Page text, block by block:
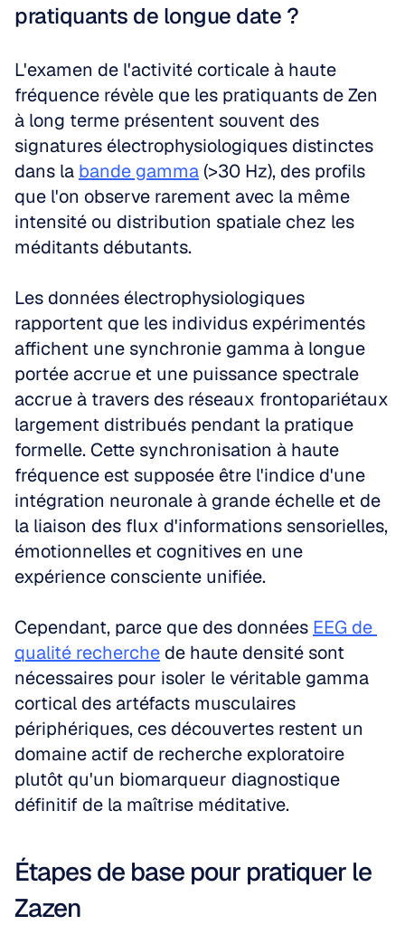
pratiquants de longue date ?
L'examen de l'activité corticale à haute
fréquence révèle que les pratiquants de Zen
à long terme présentent souvent des
signatures électrophysiologiques distinctes
dans la bande gamma (>30 Hz), des profils
que l'on observe rarement avec la même
intensité ou distribution spatiale chez les
méditants débutants.
Les données électrophysiologiques
rapportent que les individus expérimentés
affichent une synchronie gamma à longue
portée accrue et une puissance spectrale
accrue à travers des réseaux frontopariétaux
largement distribués pendant la pratique
formelle. Cette synchronisation à haute
fréquence est supposée être l'indice d'une
intégration neuronale à grande échelle et de
la liaison des flux d'informations sensorielles,
émotionnelles et cognitives en une
expérience consciente unifiée.
Cependant, parce que des données EEG de
qualité recherche de haute densité sont
nécessaires pour isoler le véritable gamma
cortical des artéfacts musculaires
périphériques, ces découvertes restent un
domaine actif de recherche exploratoire
plutôt qu'un biomarqueur diagnostique
définitif de la maîtrise méditative.
Étapes de base pour pratiquer le
Zazen